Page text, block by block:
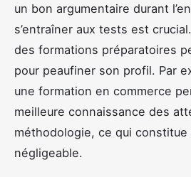
un bon argumentaire durant
s’entraîner aux tests est
des formations préparatoires
pour peaufiner son profil. Par
une formation en commerce
meilleure connaissance des
méthodologie, ce qui constitue
négligeable.